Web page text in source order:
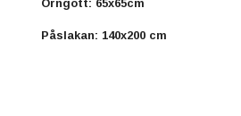
Örngott: 65x65cm
Påslakan: 140x200 cm